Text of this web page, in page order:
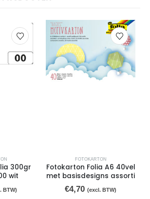
300gr
wit
BTW)
FOTOKARTON
Fotokarton Folia A6 40vel
met basisdesigns assorti
€4,70 (excl. BTW)